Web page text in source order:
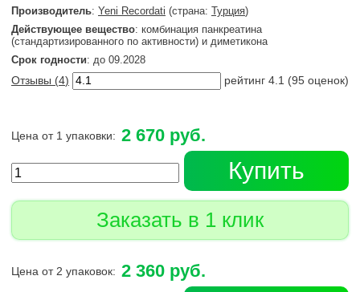
Производитель: Yeni Recordati (страна: Турция)
Действующее вещество: комбинация панкреатина
(стандартизированного по активности) и диметикона
Срок годности: до 09.2028
Отзывы (4) рейтинг 4.1 (95 оценок)
Цена от 1 упаковки: 2 670 руб.
Купить
Заказать в 1 клик
Цена от 2 упаковок: 2 360 руб.